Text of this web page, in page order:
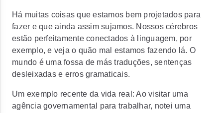
Há muitas coisas que estamos bem projetados para
fazer e que ainda assim sujamos. Nossos cérebros
estão perfeitamente conectados à linguagem, por
exemplo, e veja o quão mal estamos fazendo lá. O
mundo é uma fossa de más traduções, sentenças
desleixadas e erros gramaticais.
Um exemplo recente da vida real: Ao visitar uma
agência governamental para trabalhar, notei uma